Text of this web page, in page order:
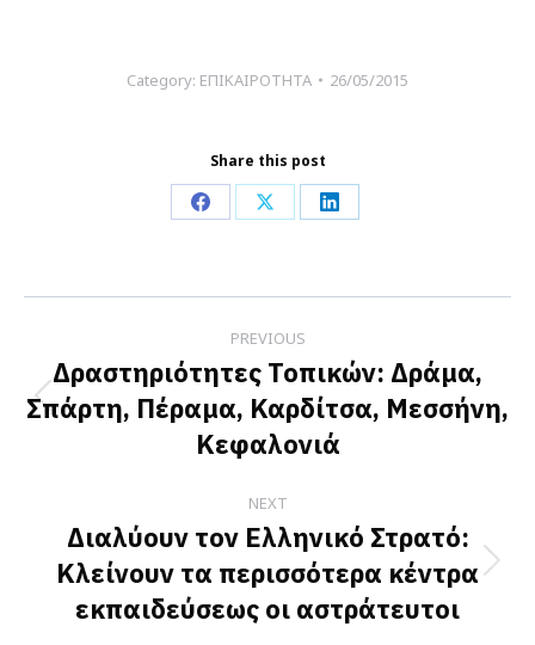
Category: ΕΠΙΚΑΙΡΟΤΗΤΑ 26/05/2015
Share this post
Share
Facebook
Share
X
Share
LinkedIn
navigation
PREVIOUS
Previous
post:
Δραστηριότητες Τοπικών: Δράμα,
Σπάρτη, Πέραμα, Καρδίτσα, Μεσσήνη,
Κεφαλονιά
NEXT
Next
post:
Διαλύουν τον Ελληνικό Στρατό:
Κλείνουν τα περισσότερα κέντρα
εκπαιδεύσεως οι αστράτευτοι